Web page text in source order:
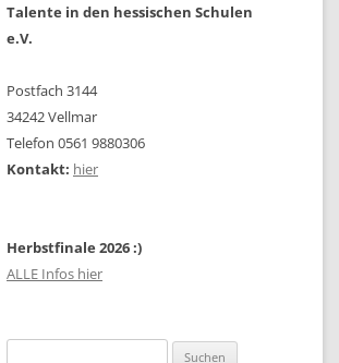
Talente in den hessischen Schulen
e.V.
Postfach 3144
34242 Vellmar
Telefon 0561 9880306
Kontakt: hier
Herbstfinale 2026 :)
ALLE Infos hier